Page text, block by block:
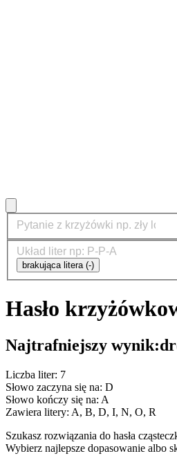
brakująca litera (-)
Hasło
Najtrafniejszy wynik:
Liczba liter: 7
Słowo zaczyna się na: D
Słowo kończy się na: A
Zawiera litery: A, B, D, I, N, O, R
Szukasz rozwiązania do hasła
Wybierz najlepsze dopasowanie albo